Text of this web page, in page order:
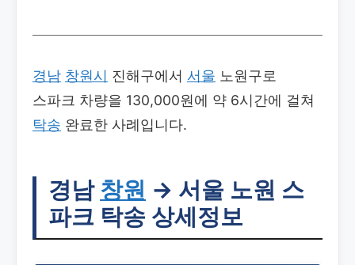
경남 창원시 진해구에서 서울 노원구로
스파크 차량을 130,000원에 약 6시간에 걸쳐
탁송 완료한 사례입니다.
경남 창원 → 서울 노원 스
파크 탁송 상세정보